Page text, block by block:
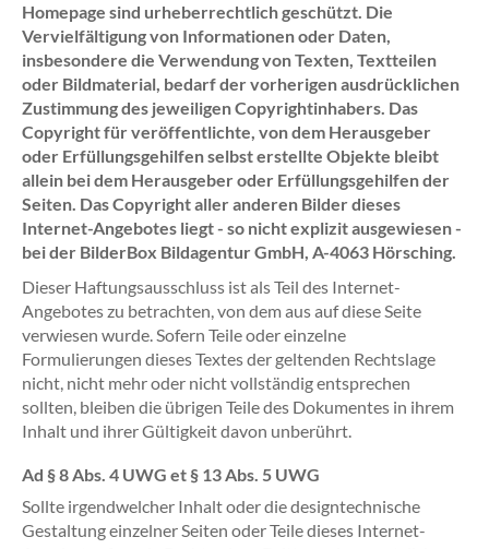
Homepage sind urheberrechtlich geschützt. Die
Vervielfältigung von Informationen oder Daten,
insbesondere die Verwendung von Texten, Textteilen
oder Bildmaterial, bedarf der vorherigen ausdrücklichen
Zustimmung des jeweiligen Copyrightinhabers. Das
Copyright für veröffentlichte, von dem Herausgeber
oder Erfüllungsgehilfen selbst erstellte Objekte bleibt
allein bei dem Herausgeber oder Erfüllungsgehilfen der
Seiten. Das Copyright aller anderen Bilder dieses
Internet-Angebotes liegt - so nicht explizit ausgewiesen -
bei der BilderBox Bildagentur GmbH, A-4063 Hörsching.
Dieser Haftungsausschluss ist als Teil des Internet-
Angebotes zu betrachten, von dem aus auf diese Seite
verwiesen wurde. Sofern Teile oder einzelne
Formulierungen dieses Textes der geltenden Rechtslage
nicht, nicht mehr oder nicht vollständig entsprechen
sollten, bleiben die übrigen Teile des Dokumentes in ihrem
Inhalt und ihrer Gültigkeit davon unberührt.
Ad § 8 Abs. 4 UWG et § 13 Abs. 5 UWG
Sollte irgendwelcher Inhalt oder die designtechnische
Gestaltung einzelner Seiten oder Teile dieses Internet-